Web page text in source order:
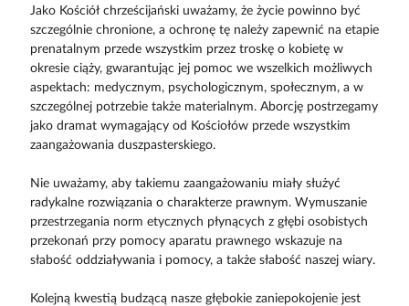
Jako Kościół chrześcijański uważamy, że życie powinno być
szczególnie chronione, a ochronę tę należy zapewnić na etapie
prenatalnym przede wszystkim przez troskę o kobietę w
okresie ciąży, gwarantując jej pomoc we wszelkich możliwych
aspektach: medycznym, psychologicznym, społecznym, a w
szczególnej potrzebie także materialnym. Aborcję postrzegamy
jako dramat wymagający od Kościołów przede wszystkim
zaangażowania duszpasterskiego.
Nie uważamy, aby takiemu zaangażowaniu miały służyć
radykalne rozwiązania o charakterze prawnym. Wymuszanie
przestrzegania norm etycznych płynących z głębi osobistych
przekonań przy pomocy aparatu prawnego wskazuje na
słabość oddziaływania i pomocy, a także słabość naszej wiary.
Kolejną kwestią budzącą nasze głębokie zaniepokojenie jest